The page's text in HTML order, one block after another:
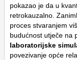
pokazao je da u
retrokauzalno.
proces stvaranjem
budućnost utječe na
laboratorijske
povezivanje opće